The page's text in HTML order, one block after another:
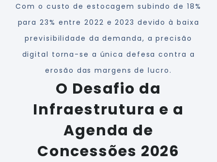
Com o custo de estocagem subindo de 18%
para 23% entre 2022 e 2023 devido à baixa
previsibilidade da demanda, a precisão
digital torna-se a única defesa contra a
erosão das margens de lucro.
O Desafio da
Infraestrutura e a
Agenda de
Concessões 2026